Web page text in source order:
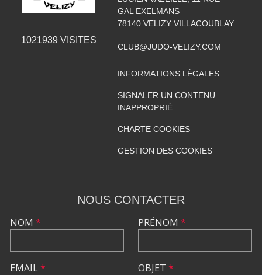
1021939 VISITES
GAL EXELMANS
78140 VELIZY VILLACOUBLAY
CLUB@JUDO-VELIZY.COM
INFORMATIONS LÉGALES
SIGNALER UN CONTENU
INAPPROPRIÉ
CHARTE COOKIES
GESTION DES COOKIES
NOUS CONTACTER
NOM *
EMAIL*
PRÉNOM *
OBJET *